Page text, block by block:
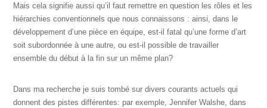
Mais cela signifie aussi qu’il faut remettre en question les rôles et les
hiérarchies conventionnels que nous connaissons : ainsi, dans le
développement d’une pièce en équipe, est-il fatal qu’une forme d’art
soit subordonnée à une autre, ou est-il possible de travailler
ensemble du début à la fin sur un même plan?
Dans ma recherche je suis tombé sur divers courants actuels qui
donnent des pistes différentes: par exemple, Jennifer Walshe, dans